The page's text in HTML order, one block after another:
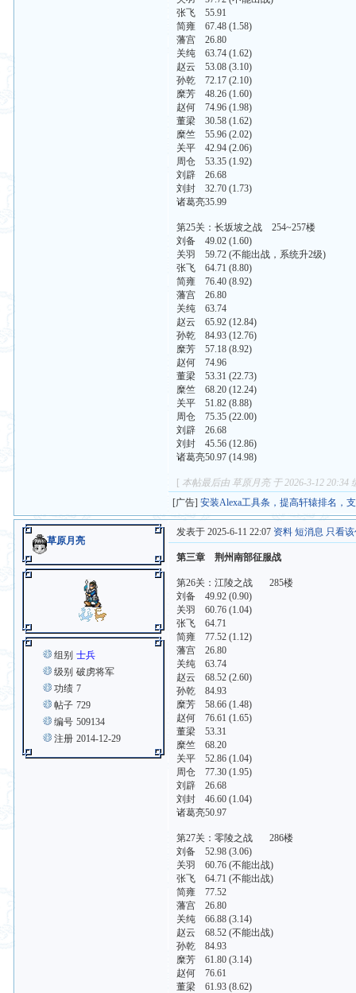
张飞 55.91
简雍 67.48 (1.58)
藩宫 26.80
关纯 63.74 (1.62)
赵云 53.08 (3.10)
孙乾 72.17 (2.10)
糜芳 48.26 (1.60)
赵何 74.96 (1.98)
董梁 30.58 (1.62)
糜竺 55.96 (2.02)
关平 42.94 (2.06)
周仓 53.35 (1.92)
刘辟 26.68
刘封 32.70 (1.73)
诸葛亮35.99
第25关：长坂坡之战 254~257楼
刘备 49.02 (1.60)
关羽 59.72 (不能出战，系统升2级)
张飞 64.71 (8.80)
简雍 76.40 (8.92)
藩宫 26.80
关纯 63.74
赵云 65.92 (12.84)
孙乾 84.93 (12.76)
糜芳 57.18 (8.92)
赵何 74.96
董梁 53.31 (22.73)
糜竺 68.20 (12.24)
关平 51.82 (8.88)
周仓 75.35 (22.00)
刘辟 26.68
刘封 45.56 (12.86)
诸葛亮50.97 (14.98)
[ 本帖最后由 草原月亮 于 2026-3-12 20:34
[广告]安装Alexa工具条，提高轩辕排名，
草原月亮
组别 士兵
级别 破虏将军
功绩 7
帖子 729
编号 509134
注册 2014-12-29
发表于 2025-6-11 22:07 资料 短消息 只看
第三章 荆州南部征服战
第26关：江陵之战 285楼
刘备 49.92 (0.90)
关羽 60.76 (1.04)
张飞 64.71
简雍 77.52 (1.12)
藩宫 26.80
关纯 63.74
赵云 68.52 (2.60)
孙乾 84.93
糜芳 58.66 (1.48)
赵何 76.61 (1.65)
董梁 53.31
糜竺 68.20
关平 52.86 (1.04)
周仓 77.30 (1.95)
刘辟 26.68
刘封 46.60 (1.04)
诸葛亮50.97
第27关：零陵之战 286楼
刘备 52.98 (3.06)
关羽 60.76 (不能出战)
张飞 64.71 (不能出战)
简雍 77.52
藩宫 26.80
关纯 66.88 (3.14)
赵云 68.52 (不能出战)
孙乾 84.93
糜芳 61.80 (3.14)
赵何 76.61
董梁 61.93 (8.62)